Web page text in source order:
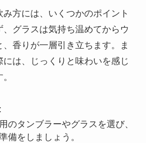
み方には、いくつかのポイント
、グラスは気持ち温めてからウ
、香りが一層引き立ちます。ま
には、じっくりと味わいを感じ
のタンブラーやグラスを選び、
備をしましょう。